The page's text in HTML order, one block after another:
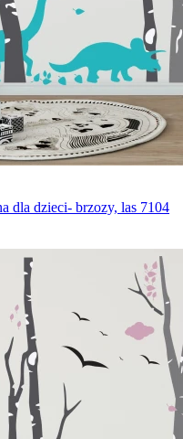
dla dzieci- brzozy, las 7104